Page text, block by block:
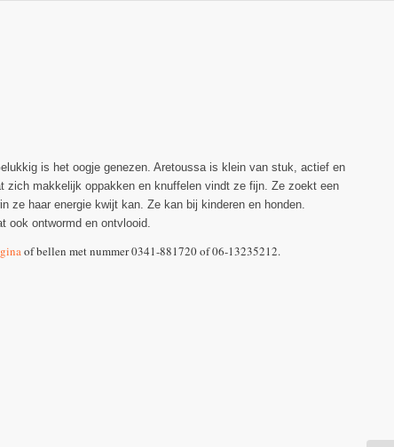
is het oogje genezen. Aretoussa is klein van stuk, actief en
zich makkelijk oppakken en knuffelen vindt ze fijn. Ze zoekt een
ze haar energie kwijt kan. Ze kan bij kinderen en honden.
ook ontwormd en ontvlooid.
of bellen met nummer 0341-881720 of 06-13235212.